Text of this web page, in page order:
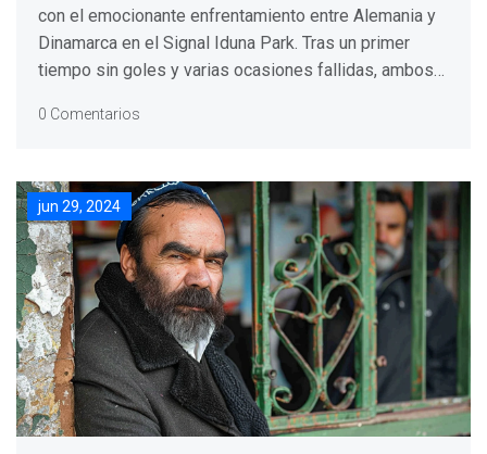
con el emocionante enfrentamiento entre Alemania y
Dinamarca en el Signal Iduna Park. Tras un primer
tiempo sin goles y varias ocasiones fallidas, ambos
semifinales. Este partido promete intensidad y
0 Comentarios
jun 29, 2024